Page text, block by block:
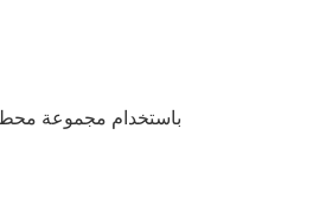
باستخدام مجموعة